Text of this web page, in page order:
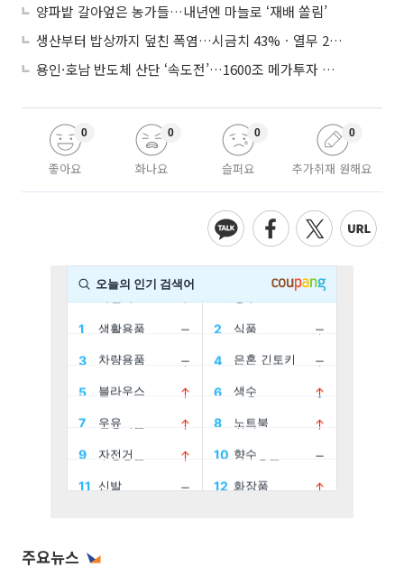
양파밭 갈아엎은 농가들…내년엔 마늘로 ‘재배 쏠림’
생산부터 밥상까지 덮친 폭염…시금치 43%ㆍ열무 28% 급등
용인·호남 반도체 산단 ‘속도전’…1600조 메가투자 이행 총력
좋아요
0
화나요
0
슬퍼요
0
추가취재 원해요
0
주요뉴스